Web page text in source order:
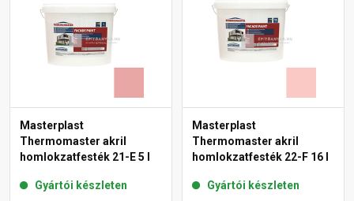
Masterplast
Thermomaster akril
homlokzatfesték 21-E 5 l
Gyártói készleten
Masterplast
Thermomaster akril
homlokzatfesték 22-F 16 l
Gyártói készleten